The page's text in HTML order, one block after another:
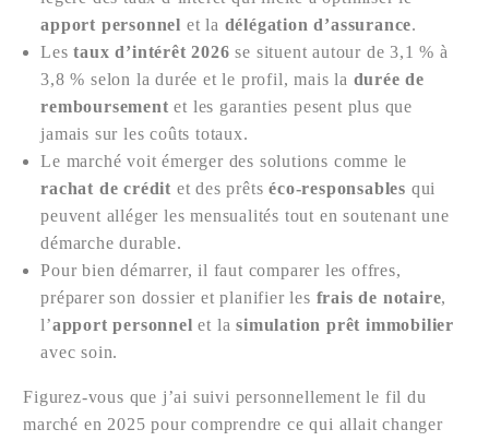
apport personnel et la délégation d’assurance.
Lestaux d’intérêt 2026 se situent autour de 3,1 % à
3,8 % selon la durée et le profil, mais la durée de
remboursement et les garanties pesent plus que
jamais sur les coûts totaux.
Le marché voit émerger des solutions comme le
rachat de crédit et des prêtséco-responsables qui
peuvent alléger les mensualités tout en soutenant une
démarche durable.
Pour bien démarrer, il faut comparer les offres,
préparer son dossier et planifier les frais de notaire,
l’apport personnel et lasimulation prêt immobilier
avec soin.
Figurez-vous que j’ai suivi personnellement le fil du
marché en 2025 pour comprendre ce qui allait changer